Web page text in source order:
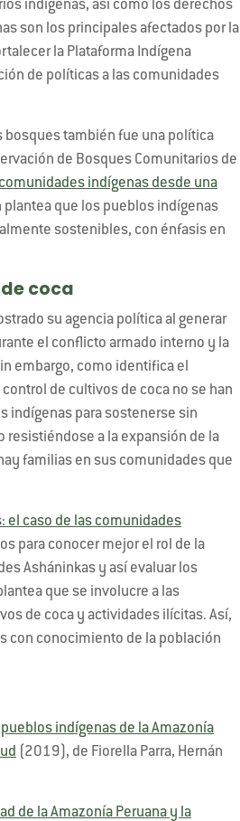
indígenas, así como los derechos
son los principales afectados por la
la Plataforma Indígena
de políticas a las comunidades
bosques también fue una política
de Bosques Comunitarios de
indígenas desde una
que los pueblos indígenas
sostenibles, con énfasis en
coca
su agencia política al generar
el conflicto armado interno y la
embargo, como identifica el
de cultivos de coca no se han
indígenas para sostenerse sin
resistiéndose a la expansión de la
familias en sus comunidades que
el caso de las comunidades
para conocer mejor el rol de la
Asháninkas y así evaluar los
que se involucre a las
de coca y actividades ilícitas. Así,
con conocimiento de la población
indígenas de la Amazonía
(2019), de Fiorella Parra, Hernán
de la Amazonía Peruana y la